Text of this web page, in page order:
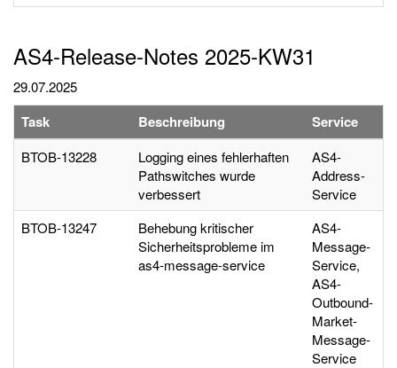
AS4-Release-Notes 2025-KW31
29.07.2025
Task Beschreibung Service
BTOB-13228
Logging eines fehlerhaften
Pathswitches wurde
verbessert
AS4-
Address-
Service
BTOB-13247
Behebung kritischer
Sicherheitsprobleme im
as4-message-service
AS4-
Message-
Service,
AS4-
Outbound-
Market-
Message-
Service